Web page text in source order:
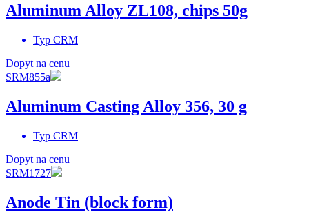
Aluminum Alloy ZL108, chips 50g
Typ CRM
Dopyt na cenu
SRM855a
Aluminum Casting Alloy 356, 30 g
Typ CRM
Dopyt na cenu
SRM1727
Anode Tin (block form)